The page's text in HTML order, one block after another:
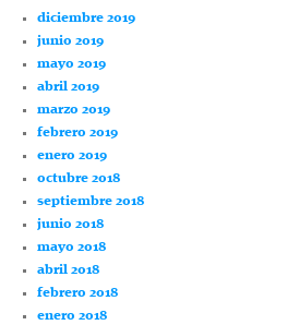
diciembre 2019
junio 2019
mayo 2019
abril 2019
marzo 2019
febrero 2019
enero 2019
octubre 2018
septiembre 2018
junio 2018
mayo 2018
abril 2018
febrero 2018
enero 2018